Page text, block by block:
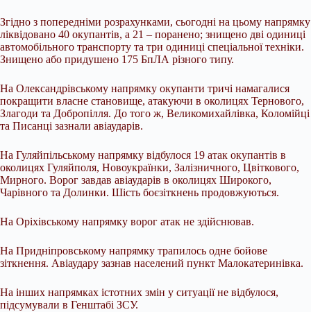
Згідно з попередніми розрахунками, сьогодні на цьому напрямку
ліквідовано 40 окупантів, а 21 – поранено; знищено дві одиниці
автомобільного транспорту та три одиниці спеціальної техніки.
Знищено або придушено 175 БпЛА різного типу.
На Олександрівському напрямку окупанти тричі намагалися
покращити власне становище, атакуючи в околицях Тернового,
Злагоди та Добропілля. До того ж, Великомихайлівка, Коломійці
та Писанці зазнали авіаударів.
На Гуляйпільському напрямку відбулося 19 атак окупантів в
околицях Гуляйполя, Новоукраїнки, Залізничного, Цвіткового,
Мирного. Ворог завдав авіаударів в околицях Широкого,
Чарівного та Долинки. Шість боєзіткнень продовжуються.
На Оріхівському напрямку ворог атак не здійснював.
На Придніпровському напрямку трапилось одне бойове
зіткнення. Авіаудару зазнав населений пункт Малокатеринівка.
На інших напрямках істотних змін у ситуації не відбулося,
підсумували в Генштабі ЗСУ.